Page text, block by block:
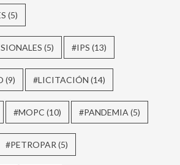
(5)
(5) #IPS (13)
(9) #LICITACIÓN (14)
#MOPC (10) #PANDEMIA (5)
#PETROPAR (5)